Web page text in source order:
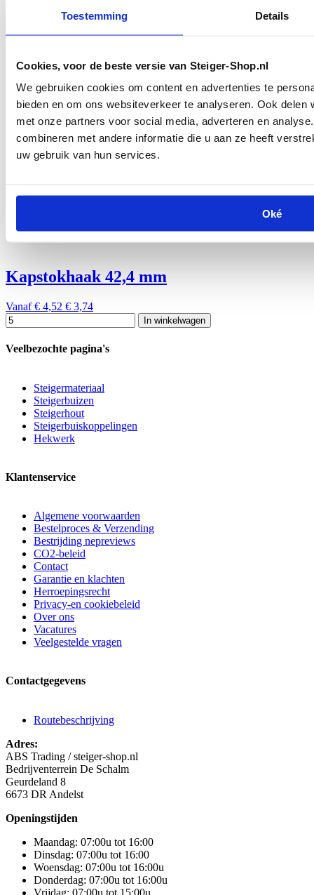
Toestemming Details
Cookies, voor de beste versie van Steiger-Shop.nl
We gebruiken cookies om content en advertenties te
bieden en om ons websiteverkeer te analyseren. Ook
met onze partners voor social media, adverteren en
combineren met andere informatie die u aan ze heeft
uw gebruik van hun services.
Oké
90 graden kruisstuk 42.4 mm
€ 4,48
In winkelwagen
Kapstokhaak 42,4 mm
Vanaf € 4,52 € 3,74
In winkelwagen
Veelbezochte pagina's
Steigermateriaal
Steigerbuizen
Steigerhout
Steigerbuiskoppelingen
Hekwerk
Klantenservice
Algemene voorwaarden
Bestelproces & Verzending
Bestrijding nepreviews
CO2-beleid
Contact
Garantie en klachten
Herroepingsrecht
Privacy-en cookiebeleid
Over ons
Vacatures
Veelgestelde vragen
Contactgegevens
Routebeschrijving
Adres:
ABS Trading / steiger-shop.nl
Bedrijventerrein De Schalm
Geurdeland 8
6673 DR Andelst
Openingstijden
Maandag: 07:00u tot 16:00
Dinsdag: 07:00u tot 16:00
Woensdag: 07:00u tot 16:00u
Donderdag: 07:00u tot 16:00u
Vrijdag: 07:00u tot 15:00u.